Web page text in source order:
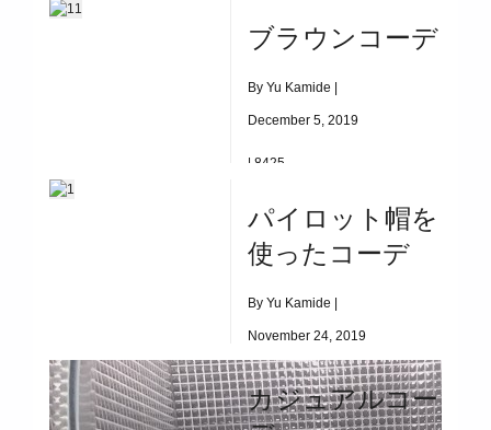
マフラーコーデ
ブラウンコーデ
By Yu Kamide |
December 5, 2019
|8425
ブラウンコーデ
パイロット帽を
使ったコーデ
By Yu Kamide |
November 24, 2019
|4129
パイロット帽を使ったコーデ
カジュアルコー